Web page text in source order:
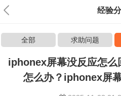
经验
全部 求助问题
iphonex屏幕没反应怎么
怎么办？iphonex屏